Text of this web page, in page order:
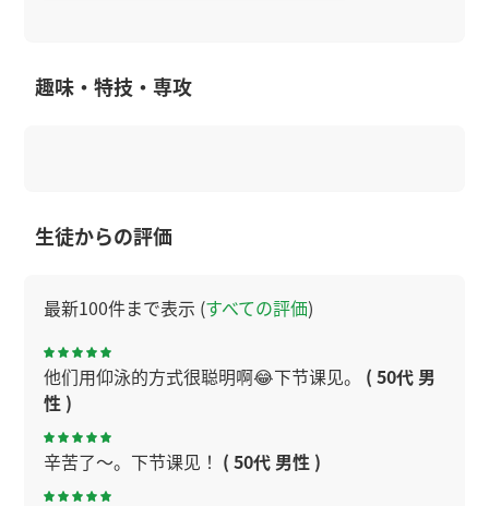
趣味・特技・専攻
生徒からの評価
最新100件まで表示 (すべての評価)
他们用仰泳的方式很聪明啊😂下节课见。 ( 50代 男
性 )
辛苦了～。下节课见！ ( 50代 男性 )